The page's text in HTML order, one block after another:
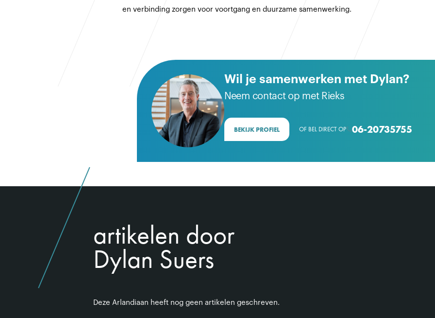
en verbinding zorgen voor voortgang en duurzame samenwerking.
Wil je samenwerken met Dylan?
Neem contact op met Rieks
BEKIJK PROFIEL OF BEL DIRECT OP06-20735755
artikelen door
Dylan Suers
Deze Arlandiaan heeft nog geen artikelen geschreven.